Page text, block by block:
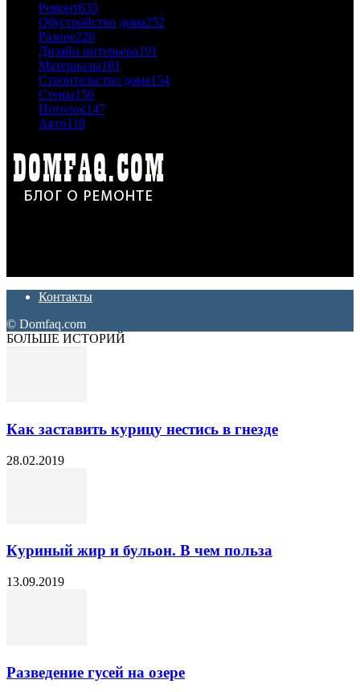
Ремонт635
Обустройство дома252
Разное226
Дизайн интерьера191
Материалы181
Строительство дома154
Стены150
Потолок147
Авто118
Контакты
© Domfaq.com
БОЛЬШЕ ИСТОРИЙ
Как заставить курицу нестись в гнезде
28.02.2019
Куриный жир и бульон. В чем польза
13.09.2019
Разведение гусей на озере